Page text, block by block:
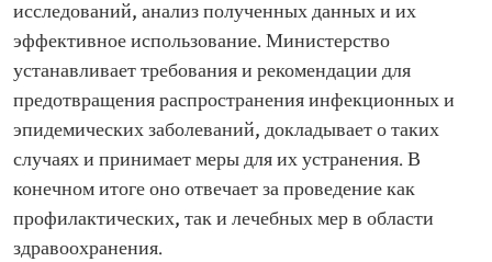
исследований, анализ полученных данных и их
эффективное использование. Министерство
устанавливает требования и рекомендации для
предотвращения распространения инфекционных и
эпидемических заболеваний, докладывает о таких
случаях и принимает меры для их устранения. В
конечном итоге оно отвечает за проведение как
профилактических, так и лечебных мер в области
здравоохранения.